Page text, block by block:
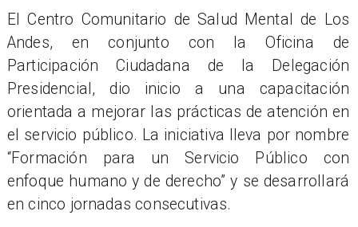
El Centro Comunitario de Salud Mental de Los
Andes, en conjunto con la Oficina de
Participación Ciudadana de la Delegación
Presidencial, dio inicio a una capacitación
orientada a mejorar las prácticas de atención en
el servicio público. La iniciativa lleva por nombre
“Formación para un Servicio Público con
enfoque humano y de derecho” y se desarrollará
en cinco jornadas consecutivas.